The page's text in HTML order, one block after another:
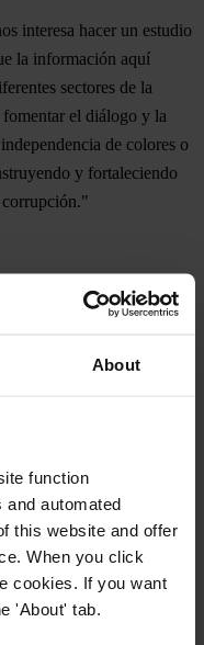
About
function
automated
this website and offer
When you click
cookies. If you want
'About' tab.
interesa hacer un estudio
la información aquí
sectores de la
fomentar el diálogo y la
de colores o
y fortaleciendo
de la sociedad civil
Sistema Nacional de
la corrupción de las
de comunicación,
civil. Mediante un
para eliminar la
analítico que
para entender y
de un país hacia la
anticorrupción